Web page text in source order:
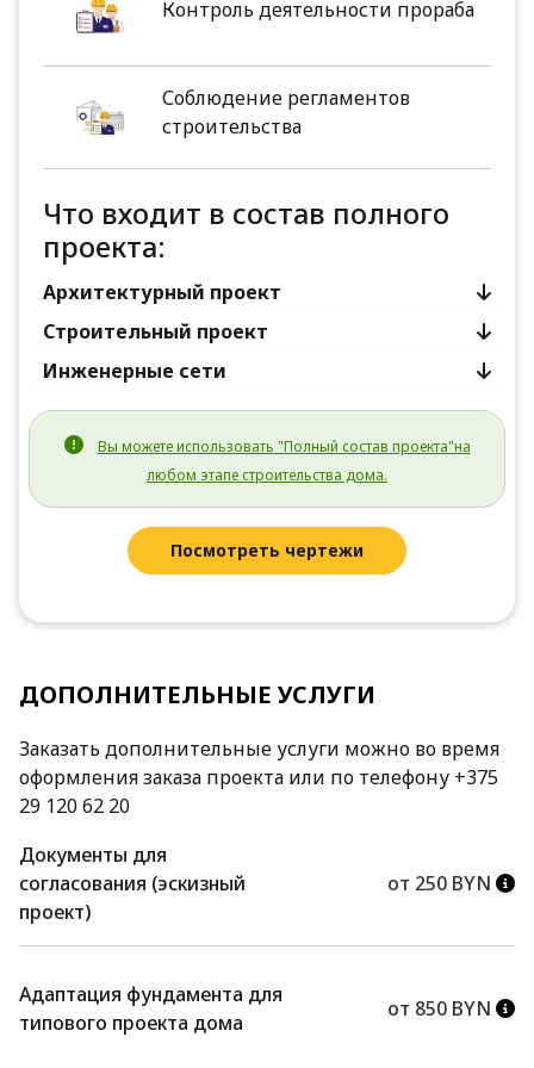
Контроль деятельности прораба
Соблюдение регламентов
строительства
Что входит в состав полного
проекта:
Архитектурный проект
Строительный проект
Инженерные сети
Вы можете использовать "Полный состав проекта"на
любом этапе строительства дома.
Посмотреть чертежи
ДОПОЛНИТЕЛЬНЫЕ УСЛУГИ
Заказать дополнительные услуги можно во время
оформления заказа проекта или по телефону +375
29 120 62 20
Документы для
согласования (эскизный
проект)
от 250 BYN
Адаптация фундамента для
типового проекта дома
от 850 BYN